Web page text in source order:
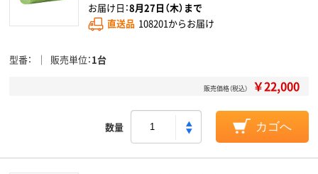
お届け日：8月27日（木）まで
直送品 108201からお届け
型番 販売単位 1台
販売価格（税込） ￥22,000
数量 カゴへ